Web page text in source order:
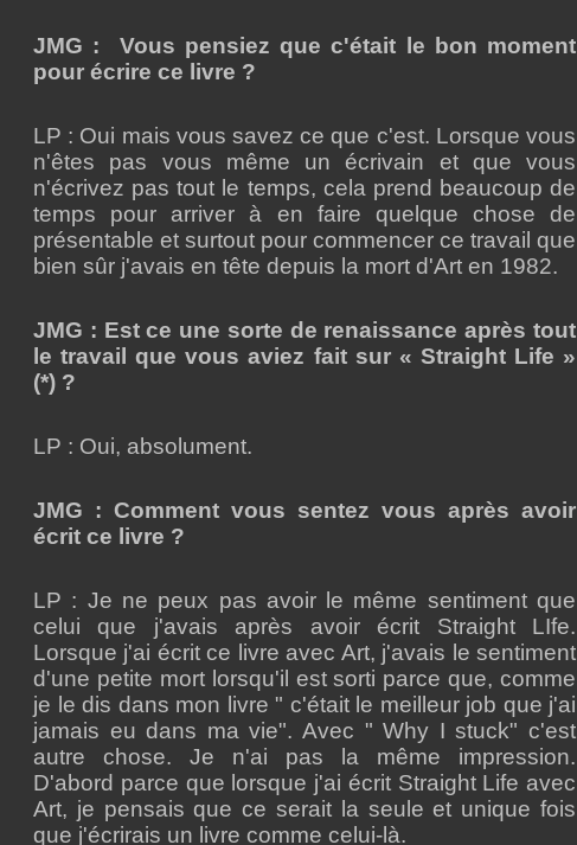
JMG : Vous pensiez que c'était le bon moment
pour écrire ce livre ?
LP : Oui mais vous savez ce que c'est. Lorsque vous
n'êtes pas vous même un écrivain et que vous
n'écrivez pas tout le temps, cela prend beaucoup de
temps pour arriver à en faire quelque chose de
présentable et surtout pour commencer ce travail que
bien sûr j'avais en tête depuis la mort d'Art en 1982.
JMG : Est ce une sorte de renaissance après tout
le travail que vous aviez fait sur « Straight Life »
(*) ?
LP : Oui, absolument.
JMG : Comment vous sentez vous après avoir
écrit ce livre ?
LP : Je ne peux pas avoir le même sentiment que
celui que j'avais après avoir écrit Straight LIfe.
Lorsque j'ai écrit ce livre avec Art, j'avais le sentiment
d'une petite mort lorsqu'il est sorti parce que, comme
je le dis dans mon livre " c'était le meilleur job que j'ai
jamais eu dans ma vie". Avec " Why I stuck" c'est
autre chose. Je n'ai pas la même impression.
D'abord parce que lorsque j'ai écrit Straight Life avec
Art, je pensais que ce serait la seule et unique fois
que j'écrirais un livre comme celui-là.